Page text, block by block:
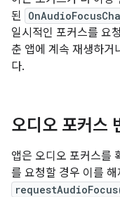
된
일시적인 포커스를 요
춘 앱에 계속 재생하거
다.
오디오 포커스
앱은 오디오 포커스를
를 요청할 경우 이를